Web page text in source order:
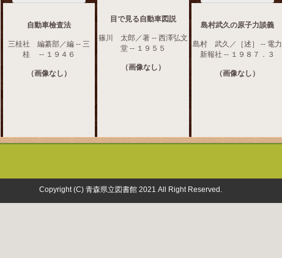
自動車檢査法
三桂社 編纂部／編 -- 三
桂 -- １９４６
（画像なし）
目で見る自動車図説
篠川 太郎／著 -- 西澤弘文
堂 -- １９５５
（画像なし）
島村武久の原子力談義
島村 武久／［述］ -- 電力
新報社 -- １９８７．３
（画像なし）
Copyright (C) 青森県立図書館 2021 All Right Reserved.